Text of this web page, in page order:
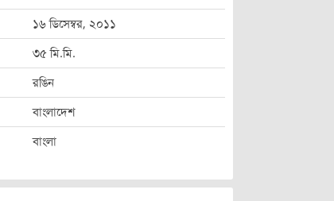
১৬ ডিসেম্বর, ২০১১
৩৫ মি.মি.
রঙিন
বাংলাদেশ
বাংলা